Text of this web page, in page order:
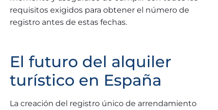
requisitos exigidos para obtener el número de
registro antes de estas fechas.
El futuro del alquiler
turístico en España
La creación del registro único de arrendamiento